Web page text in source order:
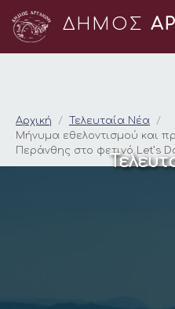
ΔΗΜΟΣ
Μήνυμα
Αρχική
Τελευταία Νέα
Μήνυμα εθελοντισμού και
Περάνθης στο φετινό Let’s